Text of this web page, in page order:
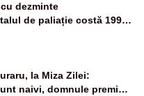
dezminte
de paliație costă 199
nu 500 de milioane”
la Miza Zilei:
naivi, domnule premier